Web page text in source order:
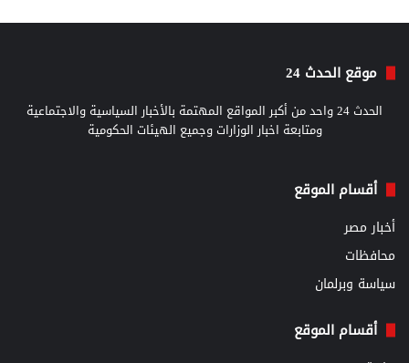
موقع الحدث 24
الحدث 24 واحد من أكبر المواقع المهتمة بالأخبار السياسية والاجتماعية
ومتابعة اخبار الوزارات وجميع الهيئات الحكومية
أقسام الموقع
أخبار مصر
محافظات
سياسة وبرلمان
أقسام الموقع